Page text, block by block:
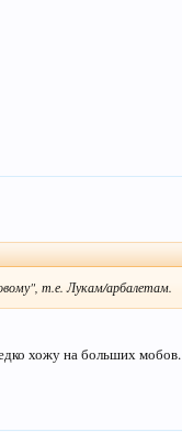
т.е. Лукам/арбалетам.
хожу на больших мобов.